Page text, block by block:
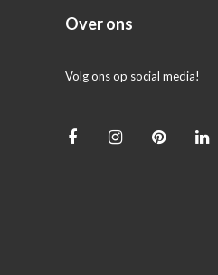
Over ons
Volg ons op social media!